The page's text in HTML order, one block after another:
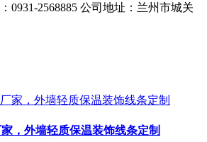
0931-2568885 公司地址：兰州市城关
，外墙轻质保温装饰线条定制